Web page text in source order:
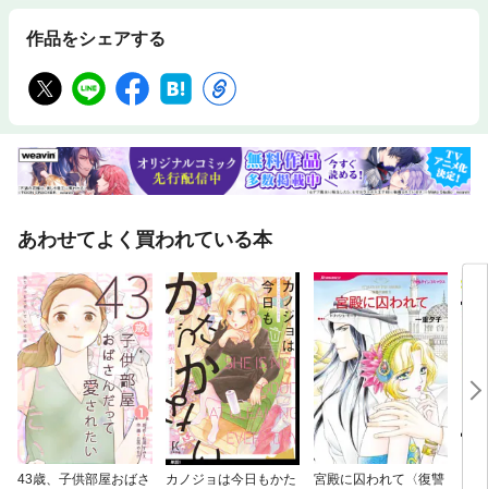
作品をシェアする
あわせてよく買われている本
43歳、子供部屋おばさ
カノジョは今日もかた
宮殿に囚われて〈復讐